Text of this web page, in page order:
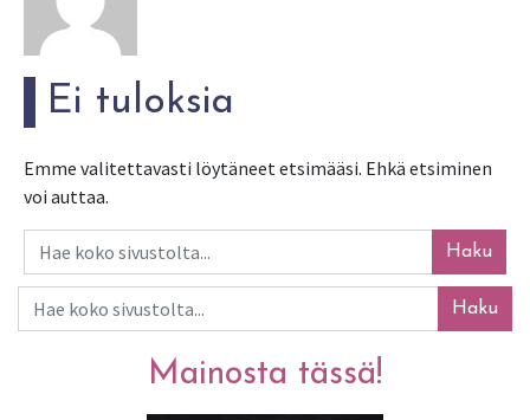
Ei tuloksia
Emme valitettavasti löytäneet etsimääsi. Ehkä etsiminen
voi auttaa.
Haku
Haku
Mainosta tässä!